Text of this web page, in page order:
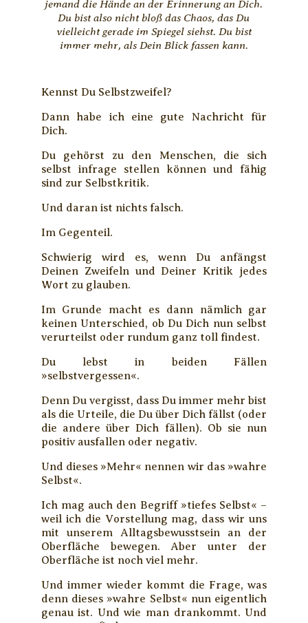
jemand die Hände an der Erinnerung an Dich.
Du bist also nicht bloß das Chaos, das Du
vielleicht gerade im Spiegel siehst. Du bist
immer mehr, als Dein Blick fassen kann.
Kennst Du Selbstzweifel?
Dann habe ich eine gute Nachricht für
Dich.
Du gehörst zu den Menschen, die sich
selbst infrage stellen können und fähig
sind zur Selbstkritik.
Und daran ist nichts falsch.
Im Gegenteil.
Schwierig wird es, wenn Du anfängst
Deinen Zweifeln und Deiner Kritik jedes
Wort zu glauben.
Im Grunde macht es dann nämlich gar
keinen Unterschied, ob Du Dich nun selbst
verurteilst oder rundum ganz toll findest.
Du lebst in beiden Fällen
»selbstvergessen«.
Denn Du vergisst, dass Du immer mehr bist
als die Urteile, die Du über Dich fällst (oder
die andere über Dich fällen). Ob sie nun
positiv ausfallen oder negativ.
Und dieses »Mehr« nennen wir das »wahre
Selbst«.
Ich mag auch den Begriff »tiefes Selbst« –
weil ich die Vorstellung mag, dass wir uns
mit unserem Alltagsbewusstsein an der
Oberfläche bewegen. Aber unter der
Oberfläche ist noch viel mehr.
Und immer wieder kommt die Frage, was
denn dieses »wahre Selbst« nun eigentlich
genau ist. Und wie man drankommt. Und